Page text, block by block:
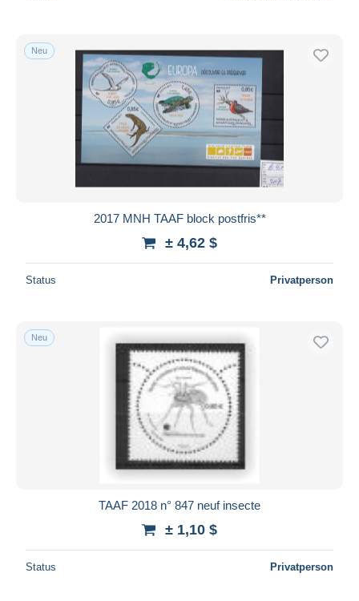
Neu
2017 MNH TAAF block postfris**
± 4,62 $
Status Privatperson
Neu
TAAF 2018 n° 847 neuf insecte
± 1,10 $
Status Privatperson